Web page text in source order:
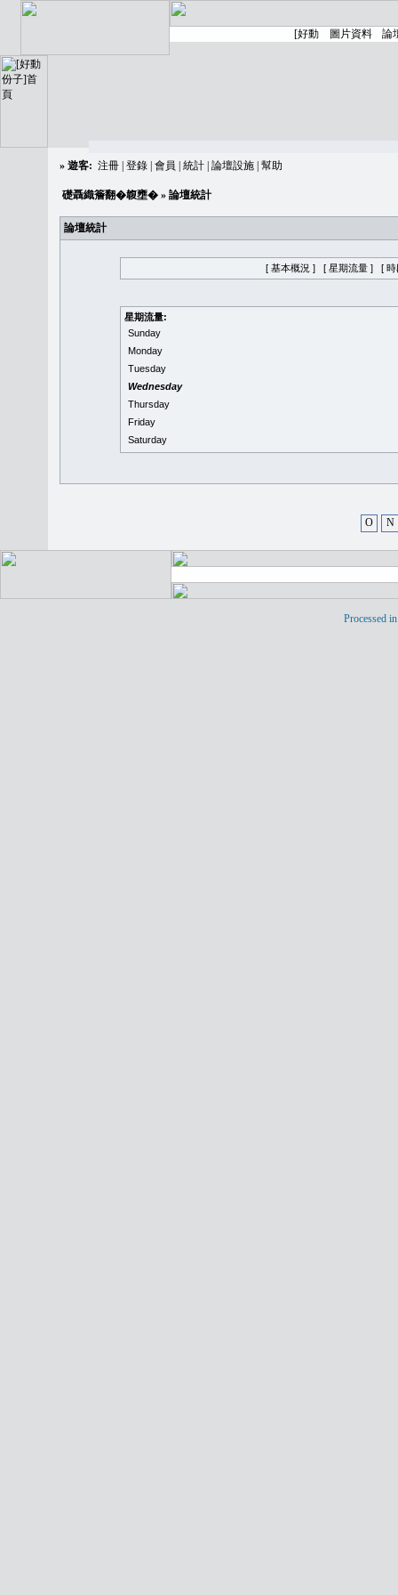
» 遊客: 注冊 登錄 會員 統計 論壇設施 幫助
礎聶織簷翻�䪖壅� » 論壇統計
論壇統計
[ 基本概況 ] [ 星期流量 ] [ 時
星期流量:
Sunday
Monday
Tuesday
Wednesday
Thursday
Friday
Saturday
O N
Processed